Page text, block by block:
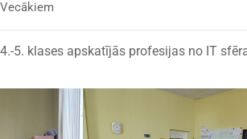
Vecākiem
5. klases apskatījās profesijas no IT